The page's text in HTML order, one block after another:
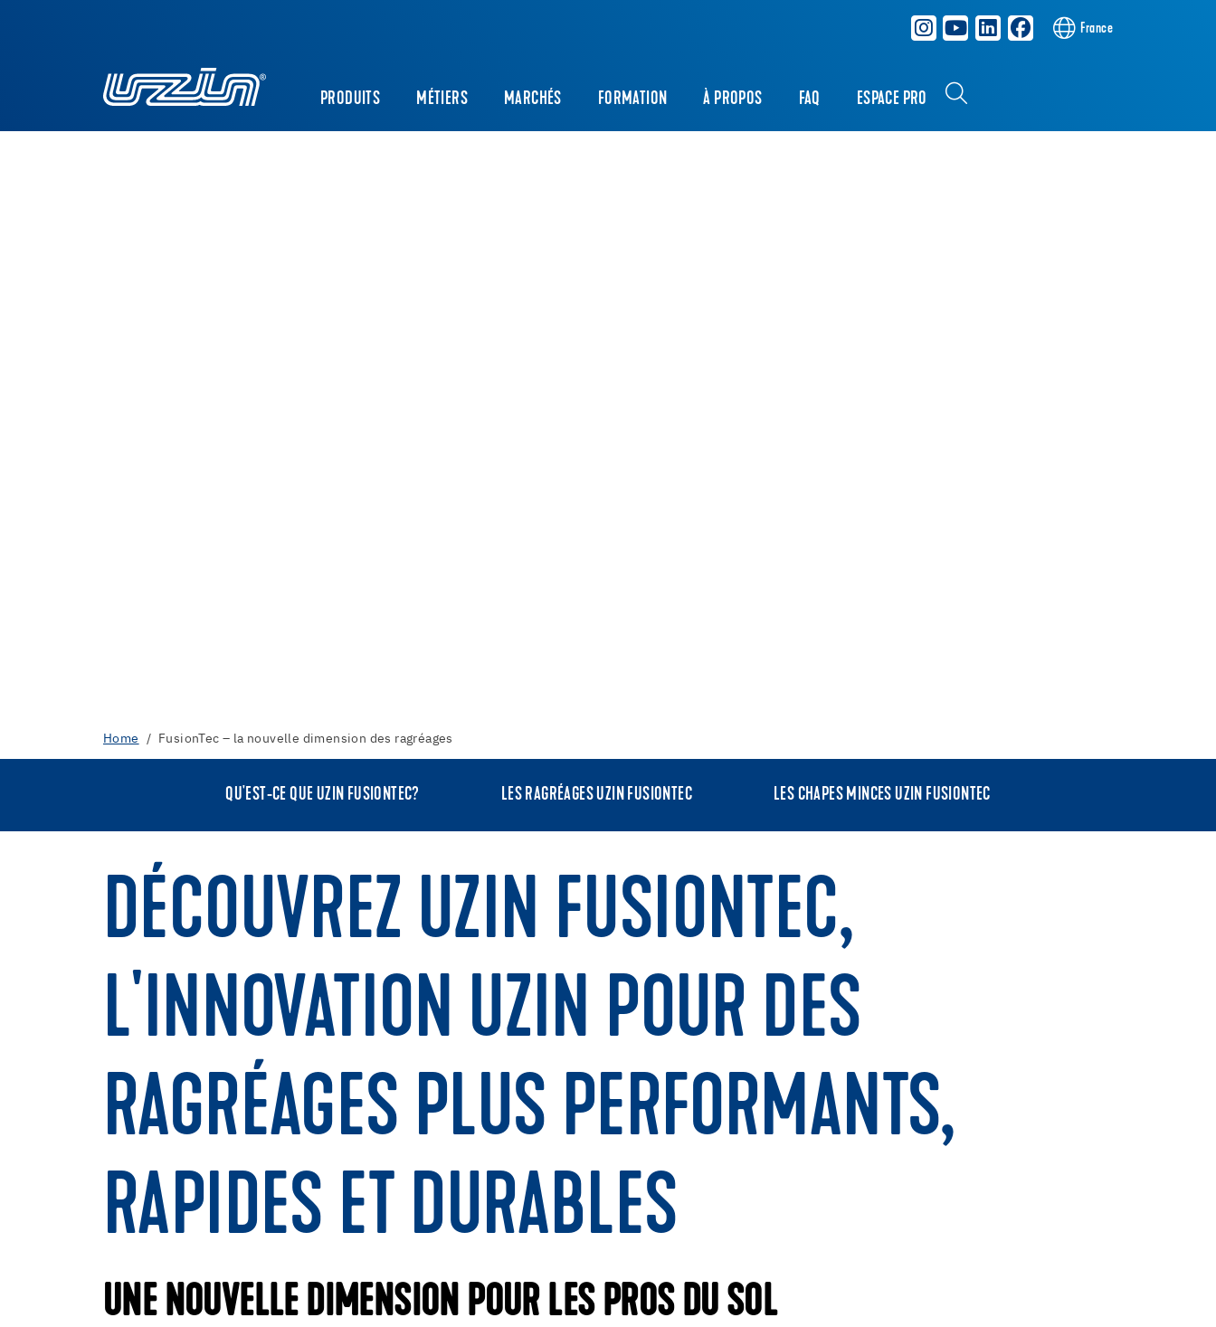
France
PRODUITS MÉTIERS MARCHÉS FORMATION À PROPOS FAQ ESPACE PRO
Home FusionTec – la nouvelle dimension des ragréages
QU'EST-CE QUE UZIN FUSIONTEC? LES RAGRÉAGES UZIN FUSIONTEC LES CHAPES MINCES UZIN FUSIONTEC
DÉCOUVREZ UZIN FUSIONTEC,
L'INNOVATION UZIN POUR DES
RAGRÉAGES PLUS PERFORMANTS,
RAPIDES ET DURABLES
UNE NOUVELLE DIMENSION POUR LES PROS DU SOL